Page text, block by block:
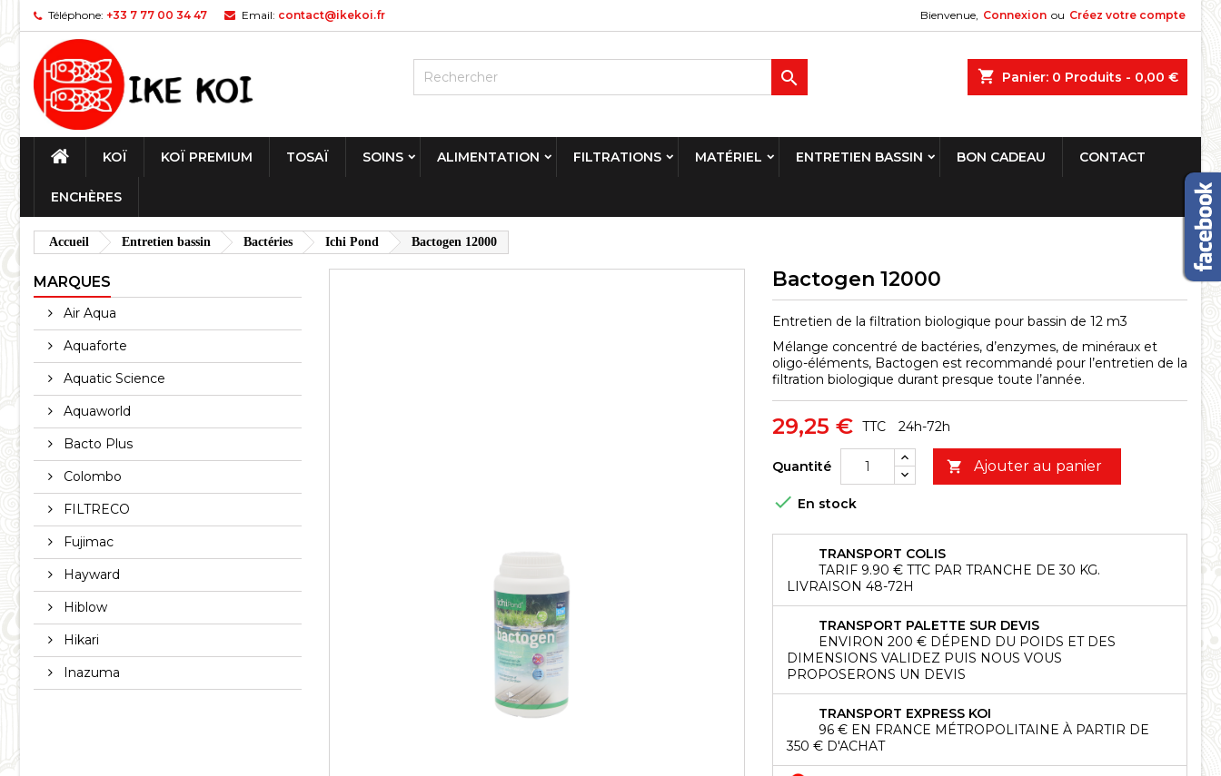
Téléphone: +33 7 77 00 34 47 Email: contact@ikekoi.fr Bienvenue, Connexion ou Créez votre compte
shopping_cart Panier: 0 Produits - 0,00 €

KOÏ KOÏ PREMIUM TOSAÏ SOINS ALIMENTATION FILTRATIONS MATÉRIEL ENTRETIEN BASSIN BON CADEAU CONTACT
ENCHÈRES
Accueil Entretien bassin Bactéries Ichi Pond Bactogen 12000
MARQUES
Air Aqua
Aquaforte
Aquatic Science
Aquaworld
Bacto Plus
Colombo
FILTRECO
Fujimac
Hayward
Hiblow
Hikari
Inazuma
Bactogen 12000
Entretien de la filtration biologique pour bassin de 12 m3
Mélange concentré de bactéries, d’enzymes, de minéraux et
oligo-éléments, Bactogen est recommandé pour l’entretien de la
filtration biologique durant presque toute l’année.
29,25 € TTC 24h-72h
Quantité  Ajouter au panier
 En stock
TRANSPORT COLIS
TARIF 9.90 € TTC PAR TRANCHE DE 30 KG.
LIVRAISON 48-72H
TRANSPORT PALETTE SUR DEVIS
ENVIRON 200 € DÉPEND DU POIDS ET DES
DIMENSIONS VALIDEZ PUIS NOUS VOUS
PROPOSERONS UN DEVIS
TRANSPORT EXPRESS KOI
96 € EN FRANCE MÉTROPOLITAINE À PARTIR DE
350 € D'ACHAT